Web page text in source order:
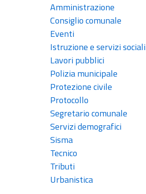
Amministrazione
Consiglio comunale
Eventi
Istruzione e servizi sociali
Lavori pubblici
Polizia municipale
Protezione civile
Protocollo
Segretario comunale
Servizi demografici
Sisma
Tecnico
Tributi
Urbanistica